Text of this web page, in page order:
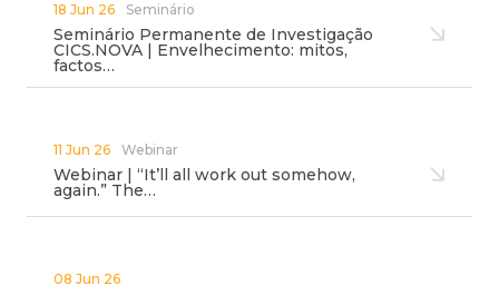
18 Jun 26 Seminário
Seminário Permanente de Investigação
CICS.NOVA | Envelhecimento: mitos,
factos…
11 Jun 26 Webinar
Webinar | “It’ll all work out somehow,
again.” The…
08 Jun 26